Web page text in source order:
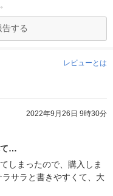
する
レビューとは
2022年9月26日 9時30分
て…
しまったので、購入しま
サラと書きやすくて、大